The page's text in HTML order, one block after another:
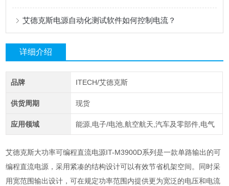
艾德克斯电源自动化测试软件如何控制电流？
详细介绍
品牌 ITECH/艾德克斯
供货周期 现货
应用领域 能源,电子/电池,航空航天,汽车及零部件,电气
艾德克斯大功率可编程直流电源IT-M3900D系列是一款单路输出的可
编程直流电源，采用紧凑的结构设计可以有效节省机架空间。同时采
用宽范围输出设计，可在规定功率范围内提供更为宽泛的电压和电流